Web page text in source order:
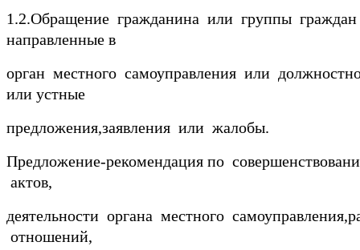
1.2.Обращение гражданина или группы граждан
направленные в
орган местного самоуправления или
или устные
предложения,заявления или жалобы.
Предложение-рекомендация по
актов,
деятельности органа местного
отношений,